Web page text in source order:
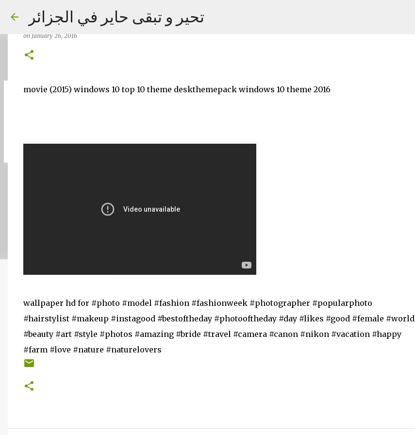
تحير و تبقى حاير في الجزائر
movie (2015) windows 10 top 10 theme deskthemepack windows 10
theme 2016
on January 26, 2016
movie (2015) windows 10 top 10 theme deskthemepack windows 10 theme 2016
wallpaper hd for #photo #model #fashion #fashionweek #photographer #popularphoto
#hairstylist #makeup #instagood #bestoftheday #photooftheday #day #likes #good #female #world
#beauty #art #style #photos #amazing #bride #travel #camera #canon #nikon #vacation #happy
#farm #love #nature #naturelovers